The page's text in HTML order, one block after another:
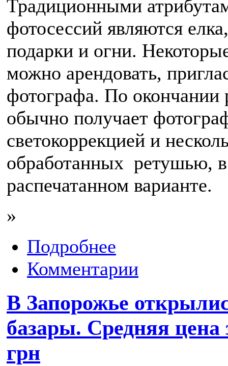
Традиционными
фотосессий являются
подарки и огни.
можно арендовать,
фотографа. По окончании
обычно получает
светокоррекцией и
обработанных ретушью,
распечатанном варианте.
»
Подробнее
Комментарии
В Запорожье
базары. Средняя цена
грн